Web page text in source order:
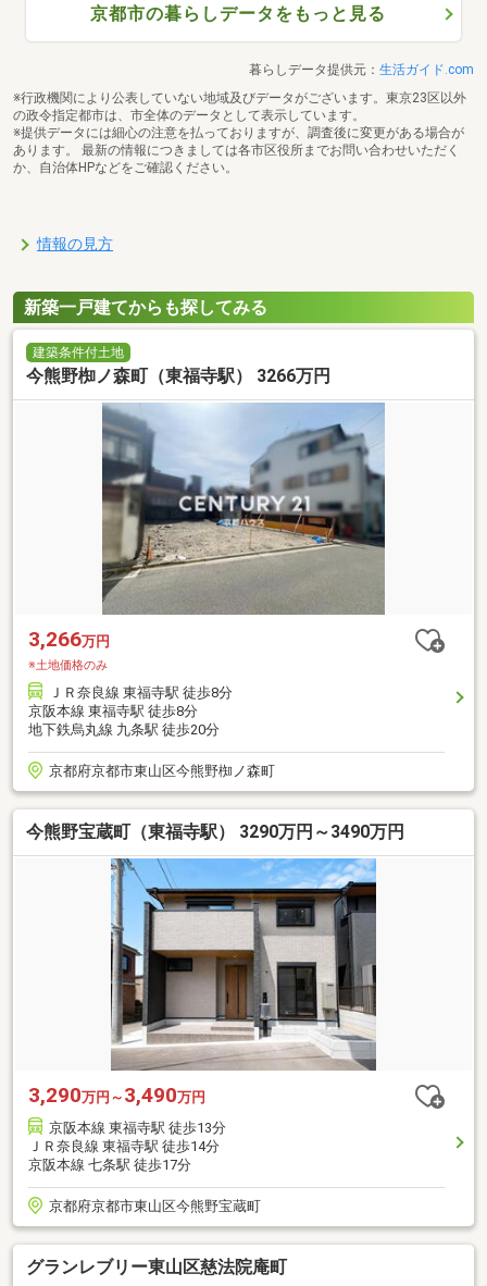
京都市の暮らしデータをもっと見る
暮らしデータ提供元： 生活ガイド.com
※行政機関により公表していない地域及びデータがございます。東京23区以外
の政令指定都市は、市全体のデータとして表示しています。
※提供データには細心の注意を払っておりますが、調査後に変更がある場合が
あります。 最新の情報につきましては各市区役所までお問い合わせいただく
か、自治体HPなどをご確認ください。
情報の見方
新築一戸建てからも探してみる
建築条件付土地
今熊野椥ノ森町（東福寺駅） 3266万円
3,266万円
※土地価格のみ
ＪＲ奈良線 東福寺駅 徒歩8分
京阪本線 東福寺駅 徒歩8分
地下鉄烏丸線 九条駅 徒歩20分
京都府京都市東山区今熊野椥ノ森町
今熊野宝蔵町（東福寺駅） 3290万円～3490万円
3,290万円～ 3,490万円
京阪本線 東福寺駅 徒歩13分
ＪＲ奈良線 東福寺駅 徒歩14分
京阪本線 七条駅 徒歩17分
京都府京都市東山区今熊野宝蔵町
グランレブリー東山区慈法院庵町